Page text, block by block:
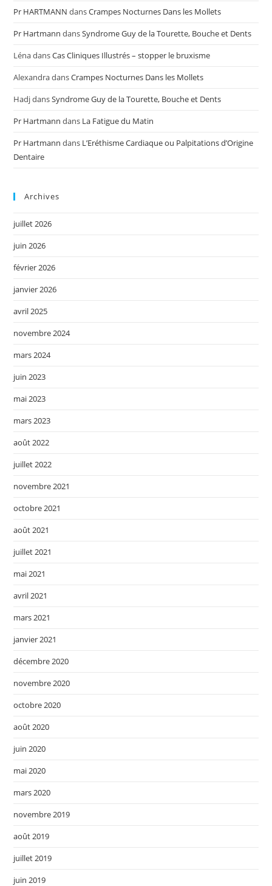
Pr HARTMANN dansCrampes Nocturnes Dans les Mollets
Pr Hartmann dansSyndrome Guy de la Tourette, Bouche et Dents
LénadansCas Cliniques Illustrés – stopper le bruxisme
AlexandradansCrampes Nocturnes Dans les Mollets
HadjdansSyndrome Guy de la Tourette, Bouche et Dents
Pr Hartmann dans La Fatigue du Matin
Pr Hartmann dans L’Eréthisme Cardiaque ou Palpitations d’Origine
Dentaire
Archives
juillet 2026
juin 2026
février 2026
janvier 2026
avril 2025
novembre 2024
mars 2024
juin 2023
mai 2023
mars 2023
août 2022
juillet 2022
novembre 2021
octobre 2021
août 2021
juillet 2021
mai 2021
avril 2021
mars 2021
janvier 2021
décembre 2020
novembre 2020
octobre 2020
août 2020
juin 2020
mai 2020
mars 2020
novembre 2019
août 2019
juillet 2019
juin 2019